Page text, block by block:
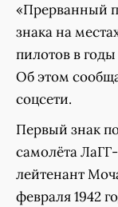
«Прерванный
знака на
пилотов в
Об этом
соцсети.
Первый знак
самолёта
лейтенант
февраля 1942